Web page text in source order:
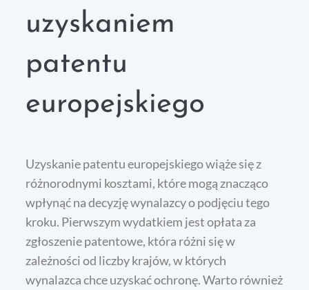
uzyskaniem
patentu
europejskiego
Uzyskanie patentu europejskiego wiąże się z
różnorodnymi kosztami, które mogą znacząco
wpłynąć na decyzję wynalazcy o podjęciu tego
kroku. Pierwszym wydatkiem jest opłata za
zgłoszenie patentowe, która różni się w
zależności od liczby krajów, w których
wynalazca chce uzyskać ochronę. Warto również